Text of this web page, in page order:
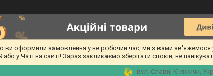
оформили замовлення у не робочий час, ми з вами зв'яжемося
у Чаті на сайті! Зараз закликаємо зберігати спокій, не
вул. Слави, Княжичи,